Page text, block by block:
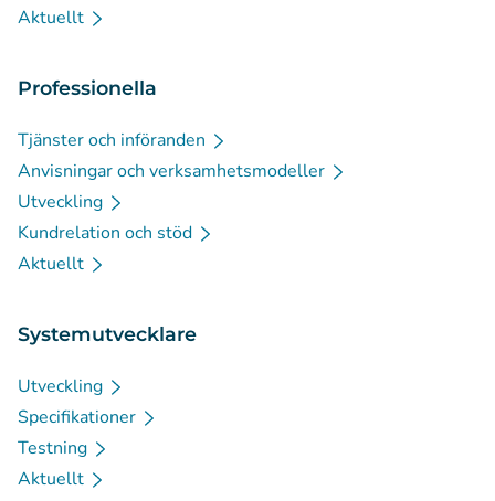
Aktuellt
Professionella
Tjänster och införanden
Anvisningar och verksamhetsmodeller
Utveckling
Kundrelation och stöd
Aktuellt
Systemutvecklare
Utveckling
Specifikationer
Testning
Aktuellt